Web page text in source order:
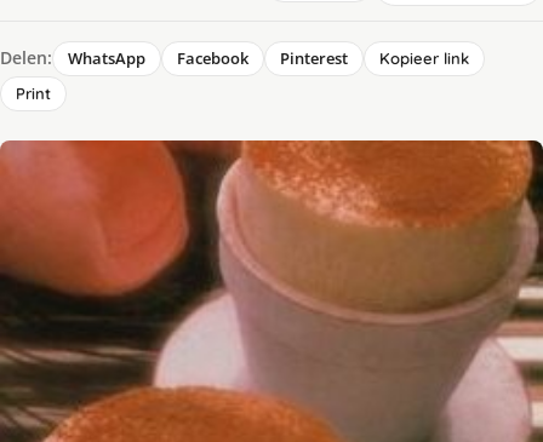
Delen: WhatsApp Facebook Pinterest
Kopieer link
Print